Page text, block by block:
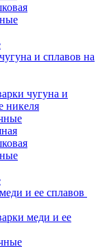
и сплавов на
чугуна и
никеля
и ее сплавов
меди и ее